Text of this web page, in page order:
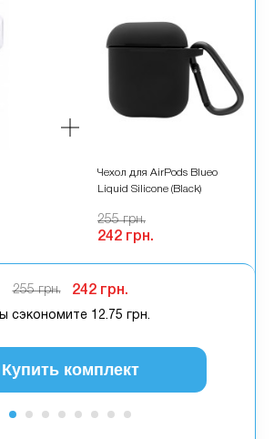
Чехол для AirPods Blueo
Liquid Silicone (Black)
255 грн.
242 грн.
255 грн. 242 грн.
сэкономите 12.75 грн.
Купить комплект